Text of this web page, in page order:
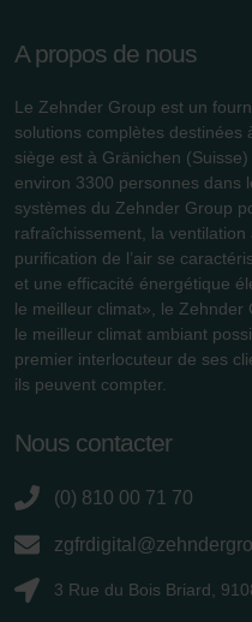
A propos de nous
Le Zehnder Group est un
solutions complètes destinées
siège est à Gränichen
environ 3300 personnes dans
systèmes du Zehnder Group
rafraîchissement, la
purification de l’air se
et une efficacité énergétique
le meilleur climat», le Zehnder
le meilleur climat ambiant
premier interlocuteur de ses
ils peuvent compter.
Nous contacter
(0) 810 00 71 70
3 Rue du Bois Briard,